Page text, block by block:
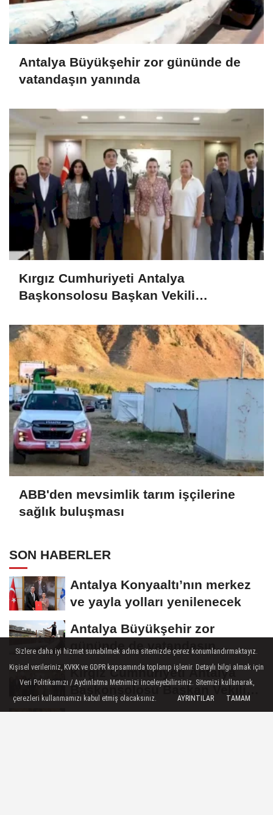
Antalya Büyükşehir zor gününde de
vatandaşın yanında
Kırgız Cumhuriyeti Antalya
Başkonsolosu Başkan Vekili
ABB'den mevsimlik tarım işçilerine
sağlık buluşması
SON HABERLER
Antalya Konyaaltı’nın merkez
ve yayla yolları yenilenecek
Antalya Büyükşehir zor
gününde de vatandaşın
yanında
Kırgız Cumhuriyeti Antalya
Başkonsolosu Başkan Vekili
Özdemir’i...
ABB'den mevsimlik tarım
Sizlere daha iyi hizmet sunabilmek adına sitemizde çerez konumlandırmaktayız.
Kişisel verileriniz, KVKK ve GDPR kapsamında toplanıp işlenir. Detaylı bilgi almak için
Veri Politikamızı / Aydınlatma Metnimizi inceleyebilirsiniz. Sitemizi kullanarak,
çerezleri kullanmamızı kabul etmiş olacaksınız.
AYRINTILAR TAMAM